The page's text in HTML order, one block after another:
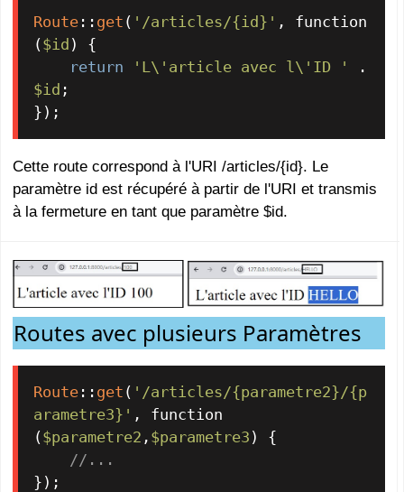
Route :: get ( '/articles/{id}' , function
($id ) {
return
'L\'article avec l\'ID '
$id ;
});
Cette route correspond à l'URI /articles/{id}. Le
paramètre id est récupéré à partir de l'URI et transmis
à la fermeture en tant que paramètre $id.
Routes avec plusieurs Paramètres
Route :: get ( '/articles/{parametre2}/{p
arametre3}' , function
($parametre2 , $parametre3 ) {
//...
});